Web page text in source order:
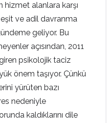
hizmet alanlara karşı
ve adil davranma
geliyor. Bu
açısından, 2011
psikolojik taciz
önem taşıyor. Çünkü
yürüten bazı
nedeniyle
kaldıklarını dile